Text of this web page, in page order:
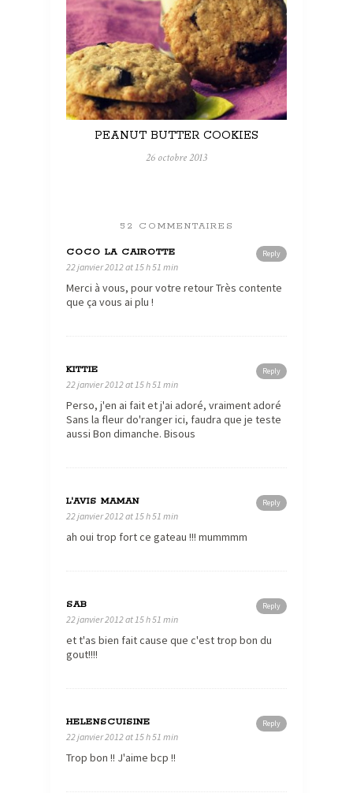
PEANUT BUTTER COOKIES
26 octobre 2013
52 COMMENTAIRES
Reply
COCO LA CAIROTTE
22 janvier 2012 at 15 h 51 min
Merci à vous, pour votre retour Très contente
que ça vous ai plu !
Reply
KITTIE
22 janvier 2012 at 15 h 51 min
Perso, j'en ai fait et j'ai adoré, vraiment adoré
Sans la fleur do'ranger ici, faudra que je teste
aussi Bon dimanche. Bisous
Reply
L'AVIS MAMAN
22 janvier 2012 at 15 h 51 min
ah oui trop fort ce gateau !!! mummmm
Reply
SAB
22 janvier 2012 at 15 h 51 min
et t'as bien fait cause que c'est trop bon du
gout!!!!
Reply
HELENSCUISINE
22 janvier 2012 at 15 h 51 min
Trop bon !! J'aime bcp !!